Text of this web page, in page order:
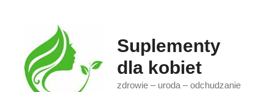
Suplementy
dla kobiet
zdrowie – uroda – odchudzanie